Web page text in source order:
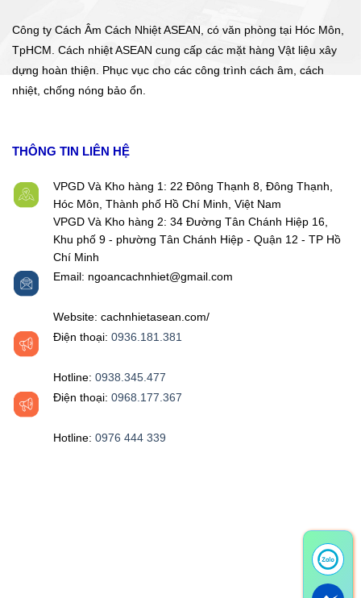
Công ty Cách Âm Cách Nhiệt ASEAN, có văn phòng tại Hóc Môn,
TpHCM. Cách nhiệt ASEAN cung cấp các mặt hàng Vật liệu xây
dựng hoàn thiện. Phục vục cho các công trình cách âm, cách
nhiệt, chống nóng bảo ổn.
THÔNG TIN LIÊN HỆ
VPGD Và Kho hàng 1: 22 Đông Thạnh 8, Đông Thạnh,
Hóc Môn, Thành phố Hồ Chí Minh, Việt Nam
VPGD Và Kho hàng 2: 34 Đường Tân Chánh Hiệp 16,
Khu phố 9 - phường Tân Chánh Hiệp - Quận 12 - TP Hồ
Chí Minh
Email: ngoancachnhiet@gmail.com
Website: cachnhietasean.com/
Điện thoại: 0936.181.381
Hotline: 0938.345.477
Điện thoại: 0968.177.367
Hotline: 0976 444 339‬